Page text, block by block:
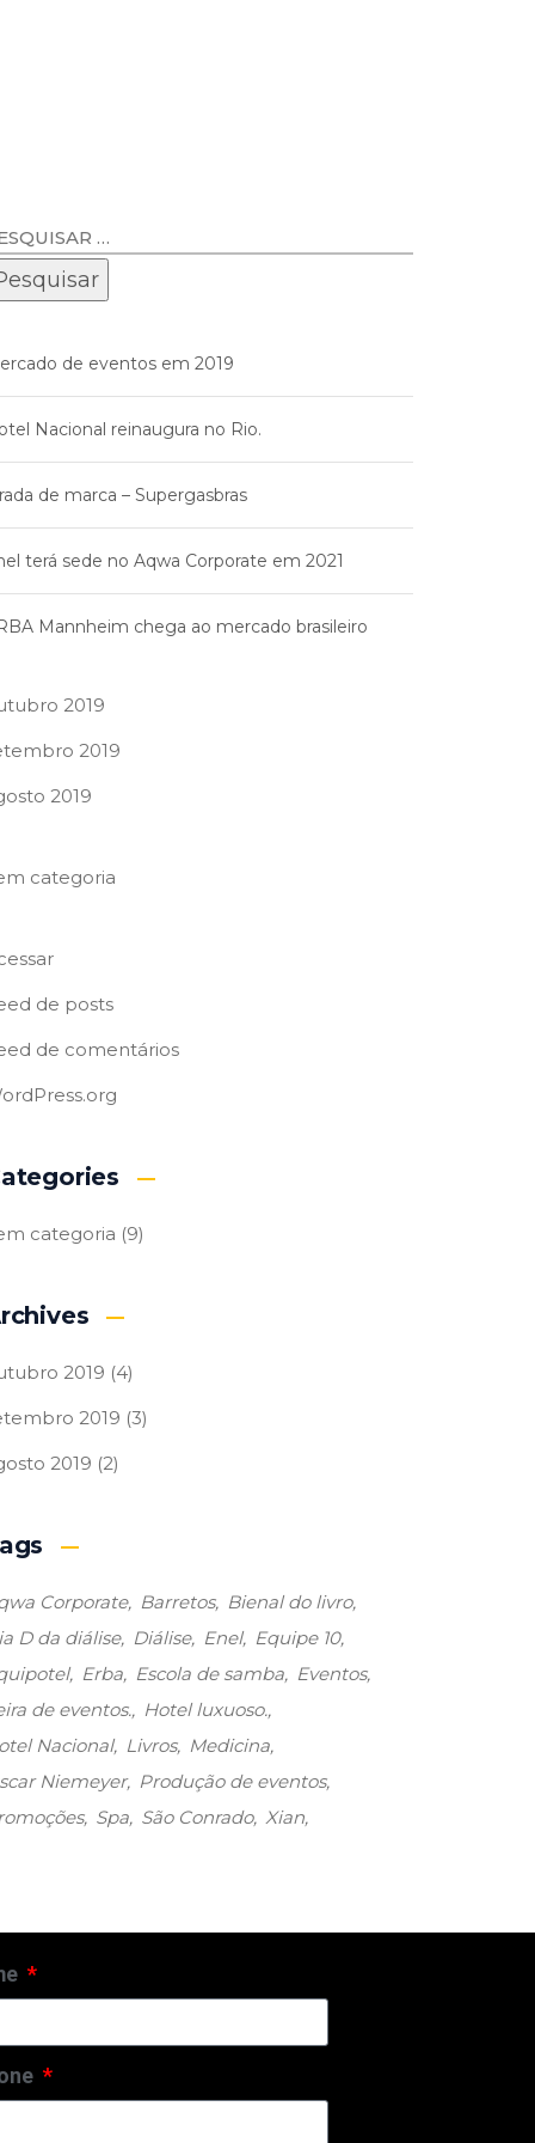
de eventos em 2019
Nacional reinaugura no Rio.
de marca – Supergasbras
terá sede no Aqwa Corporate em 2021
Mannheim chega ao mercado brasileiro
2019
2019
2019
categoria
de posts
de comentários
categoria (9)
2019 (4)
2019 (3)
2019 (2)
Corporate Barretos
Bienal do livro
D da diálise
Diálise Enel
Equipe 10
Erba Escola de samba
Eventos
de eventos.
Hotel luxuoso.
Nacional
Livros
Medicina
Niemeyer
Produção de eventos
Spa São Conrado Xian